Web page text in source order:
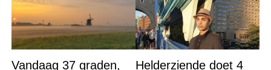
Vandaag 37 graden,
Helderziende doet 4